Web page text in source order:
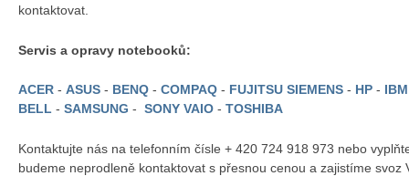
kontaktovat.
Servis a opravy notebooků:
ACER - ASUS - BENQ - COMPAQ - FUJITSU SIEMENS - HP -
BELL - SAMSUNG - SONY VAIO - TOSHIBA
Kontaktujte nás na telefonním čísle + 420 724 918 973 nebo
budeme neprodleně kontaktovat s přesnou cenou a zajistíme svoz